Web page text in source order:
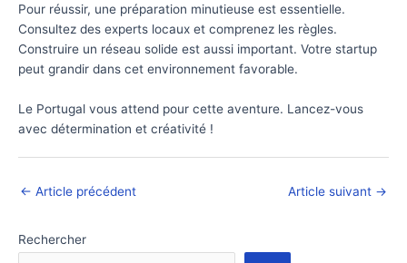
Pour réussir, une préparation minutieuse est essentielle.
Consultez des experts locaux et comprenez les règles.
Construire un réseau solide est aussi important. Votre startup
peut grandir dans cet environnement favorable.
Le Portugal vous attend pour cette aventure. Lancez-vous
avec détermination et créativité !
← Article précédent Article suivant →
Rechercher